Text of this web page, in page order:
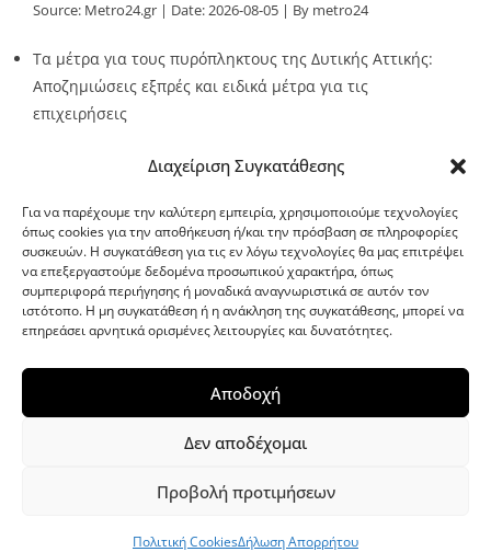
Διαχείριση Συγκατάθεσης
Για να παρέχουμε την καλύτερη εμπειρία, χρησιμοποιούμε τεχνολογίες
όπως cookies για την αποθήκευση ή/και την πρόσβαση σε πληροφορίες
συσκευών. Η συγκατάθεση για τις εν λόγω τεχνολογίες θα μας επιτρέψει
να επεξεργαστούμε δεδομένα προσωπικού χαρακτήρα, όπως
συμπεριφορά περιήγησης ή μοναδικά αναγνωριστικά σε αυτόν τον
ιστότοπο. Η μη συγκατάθεση ή η ανάκληση της συγκατάθεσης, μπορεί να
επηρεάσει αρνητικά ορισμένες λειτουργίες και δυνατότητες.
Αποδοχή
Δεν αποδέχομαι
Προβολή προτιμήσεων
Πολιτική CookiesΔήλωση Απορρήτου
Source: Metro24.gr Date: 2026-08-05 By metro24
Τα μέτρα για τους πυρόπληκτους της Δυτικής Αττικής:
Αποζημιώσεις εξπρές και ειδικά μέτρα για τις
επιχειρήσεις
G-point.gr
WordPress Theme|Viral Newsby HashThemes